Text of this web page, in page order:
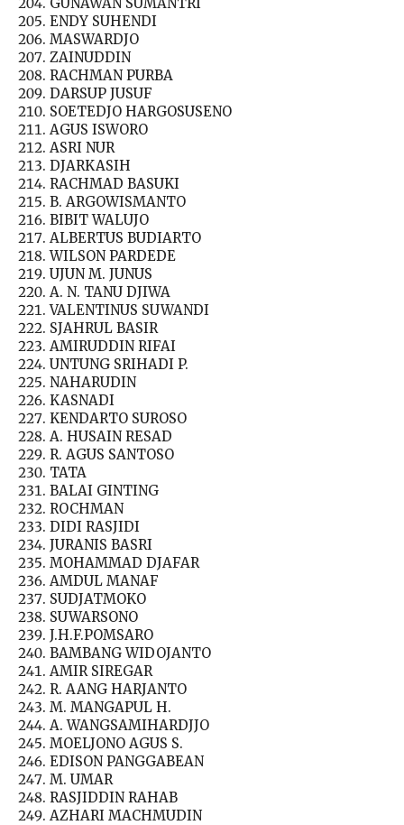
ENDY SUHENDI
MASWARDJO
ZAINUDDIN
RACHMAN PURBA
DARSUP JUSUF
SOETEDJO HARGOSUSENO
AGUS ISWORO
ASRI NUR
DJARKASIH
RACHMAD BASUKI
B. ARGOWISMANTO
BIBIT WALUJO
ALBERTUS BUDIARTO
WILSON PARDEDE
UJUN M. JUNUS
A. N. TANU DJIWA
VALENTINUS SUWANDI
SJAHRUL BASIR
AMIRUDDIN RIFAI
UNTUNG SRIHADI P.
NAHARUDIN
KASNADI
KENDARTO SUROSO
A. HUSAIN RESAD
R. AGUS SANTOSO
TATA
BALAI GINTING
ROCHMAN
DIDI RASJIDI
JURANIS BASRI
MOHAMMAD DJAFAR
AMDUL MANAF
SUDJATMOKO
SUWARSONO
J.H.F.POMSARO
BAMBANG WIDOJANTO
AMIR SIREGAR
R. AANG HARJANTO
M. MANGAPUL H.
A. WANGSAMIHARDJJO
MOELJONO AGUS S.
EDISON PANGGABEAN
M. UMAR
RASJIDDIN RAHAB
AZHARI MACHMUDIN